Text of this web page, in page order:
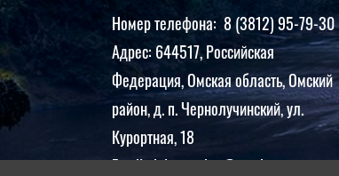
Номер телефона: 8 (3812) 95-79-30
Адрес: 644517, Российская
Федерация, Омская область, Омский
район, д. п. Чернолучинский, ул.
Курортная, 18
Email: dol.gagarina@yandex.ru